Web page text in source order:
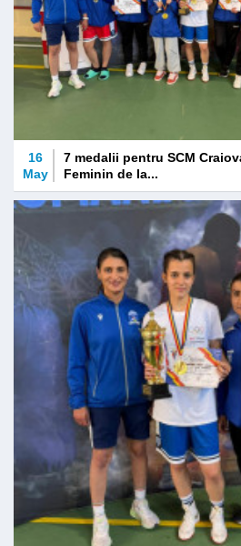
16
May
7 medalii pentru SCM
Feminin de la...